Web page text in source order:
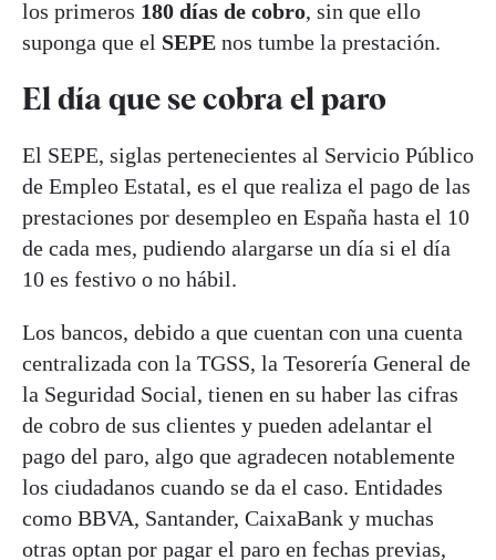
los primeros 180 días de cobro, sin que ello
suponga que el SEPE nos tumbe la prestación.
El día que se cobra el paro
El SEPE, siglas pertenecientes al Servicio Público
de Empleo Estatal, es el que realiza el pago de las
prestaciones por desempleo en España hasta el 10
de cada mes, pudiendo alargarse un día si el día
10 es festivo o no hábil.
Los bancos, debido a que cuentan con una cuenta
centralizada con la TGSS, la Tesorería General de
la Seguridad Social, tienen en su haber las cifras
de cobro de sus clientes y pueden adelantar el
pago del paro, algo que agradecen notablemente
los ciudadanos cuando se da el caso. Entidades
como BBVA, Santander, CaixaBank y muchas
otras optan por pagar el paro en fechas previas,